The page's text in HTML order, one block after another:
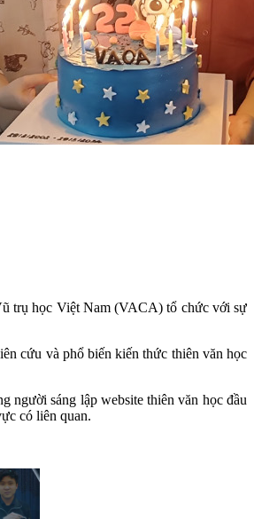
trụ học Việt Nam (VACA) tổ chức với sự
cứu và phổ biến kiến thức thiên văn học
người sáng lập website thiên văn học đầu
có liên quan.